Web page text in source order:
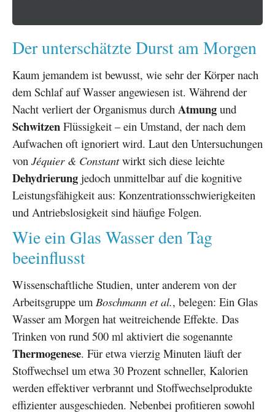
Der unterschätzte Durst am Morgen
Kaum jemandem ist bewusst, wie sehr der Körper nach
dem Schlaf auf Wasser angewiesen ist. Während der
Nacht verliert der Organismus durch Atmung und
Schwitzen Flüssigkeit – ein Umstand, der nach dem
Aufwachen oft ignoriert wird. Laut den Untersuchungen
von Jéquier & Constantwirkt sich diese leichte
Dehydrierung jedoch unmittelbar auf die kognitive
Leistungsfähigkeit aus: Konzentrationsschwierigkeiten
und Antriebslosigkeit sind häufige Folgen.
Wie ein Glas Wasser den Tag
beeinflusst
Wissenschaftliche Studien, unter anderem von der
Arbeitsgruppe um Boschmann et al., belegen: Ein Glas
Wasser am Morgen hat weitreichende Effekte. Das
Trinken von rund 500 ml aktiviert die sogenannte
Thermogenese. Für etwa vierzig Minuten läuft der
Stoffwechsel um etwa 30 Prozent schneller, Kalorien
werden effektiver verbrannt und Stoffwechselprodukte
effizienter ausgeschieden. Nebenbei profitieren sowohl